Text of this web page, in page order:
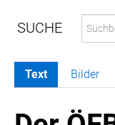
MELDUNGEN
COCA-COLA
Text Bilder